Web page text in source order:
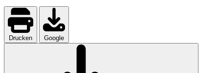
Drucken Google